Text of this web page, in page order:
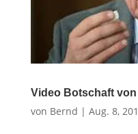
Video Botschaft
von Bernd | Aug. 8,